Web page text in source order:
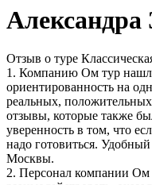
Александра
Отзыв о туре
1. Компанию Ом тур
ориентированность на
реальных,
отзывы, которые также
уверенность в том, что
надо готовиться.
Москвы.
2. Персонал компании